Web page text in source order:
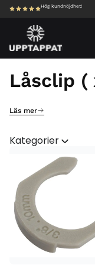
Hög kundnöjdhet!
Låsclip (
Läs mer
Kategorier